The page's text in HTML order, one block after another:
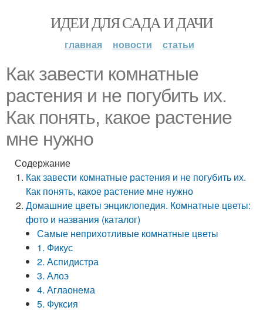
ИДЕИ ДЛЯ САДА И ДАЧИ
главная новости статьи
Как завести комнатные
растения и не погубить их.
Как понять, какое растение
мне нужно
Содержание
Как завести комнатные растения и не погубить их.
Как понять, какое растение мне нужно
Домашние цветы энциклопедия. Комнатные цветы:
фото и названия (каталог)
Самые неприхотливые комнатные цветы
1. Фикус
2. Аспидистра
3. Алоэ
4. Аглаонема
5. Фуксия